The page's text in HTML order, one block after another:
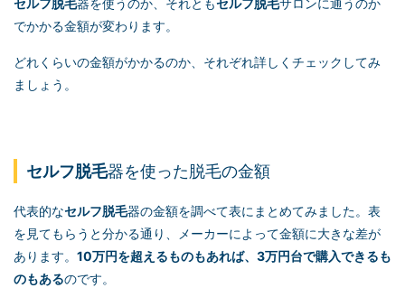
でかかる金額が変わります。
どれくらいの金額がかかるのか、それぞれ詳しくチェックしてみ
ましょう。
セルフ脱毛器を使った脱毛の金額
代表的なセルフ脱毛器の金額を調べて表にまとめてみました。表
を見てもらうと分かる通り、メーカーによって金額に大きな差が
あります。 10万円を超えるものもあれば、3万円台で購入できるも
のもあるのです。